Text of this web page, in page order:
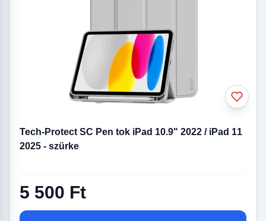
Tech-Protect SC Pen tok iPad 10.9" 2022 / iPad 11
2025 - szürke
5 500 Ft